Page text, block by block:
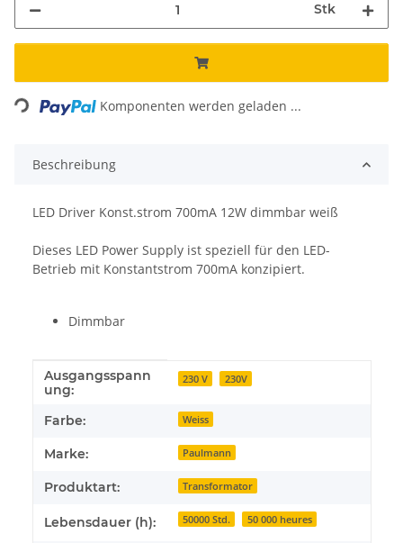
Stk
Loading... Komponenten werden geladen ...
Beschreibung
LED Driver Konst.strom 700mA 12W dimmbar weiß
Dieses LED Power Supply ist speziell für den LED-
Betrieb mit Konstantstrom 700mA konzipiert.
Dimmbar
Produkteigenschaft
Wert
Ausgangsspann
ung:
230 V 230V
Farbe: Weiss
Marke: Paulmann
Produktart: Transformator
Lebensdauer (h): 50000 Std. 50 000 heures